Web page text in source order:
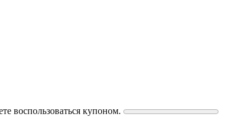
воспользоваться купоном.